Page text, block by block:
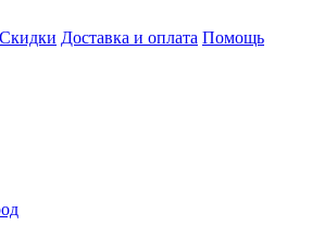
Скидки Доставка и оплата Помощь